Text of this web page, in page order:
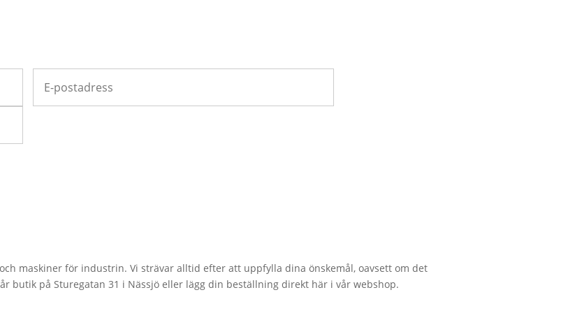
maskiner för industrin. Vi strävar alltid efter att uppfylla dina önskemål, oavsett om det
butik på Sturegatan 31 i Nässjö eller lägg din beställning direkt här i vår webshop.